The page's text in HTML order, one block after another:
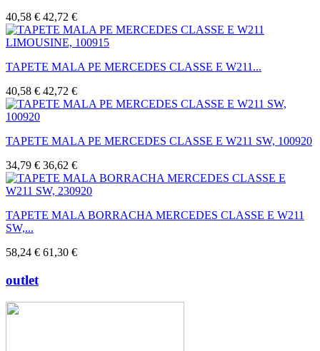
40,58 € 42,72 €
TAPETE MALA PE MERCEDES CLASSE E W211...
40,58 € 42,72 €
TAPETE MALA PE MERCEDES CLASSE E W211 SW, 100920
34,79 € 36,62 €
TAPETE MALA BORRACHA MERCEDES CLASSE E W211
SW,...
58,24 € 61,30 €
outlet